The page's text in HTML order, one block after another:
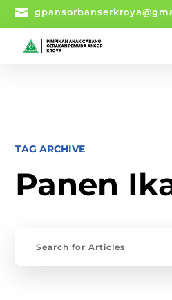

TAG ARCHIVE
Panen